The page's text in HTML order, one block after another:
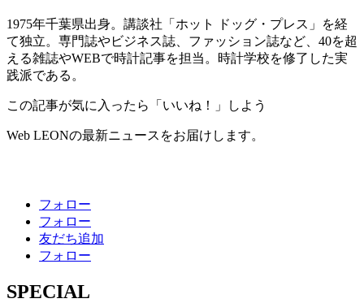
1975年千葉県出身。講談社「ホット ドッグ・プレス」を経
て独立。専門誌やビジネス誌、ファッション誌など、40を超
える雑誌やWEBで時計記事を担当。時計学校を修了した実
践派である。
この記事が気に入ったら「いいね！」しよう
Web LEONの最新ニュースをお届けします。
フォロー
フォロー
友だち追加
フォロー
SPECIAL